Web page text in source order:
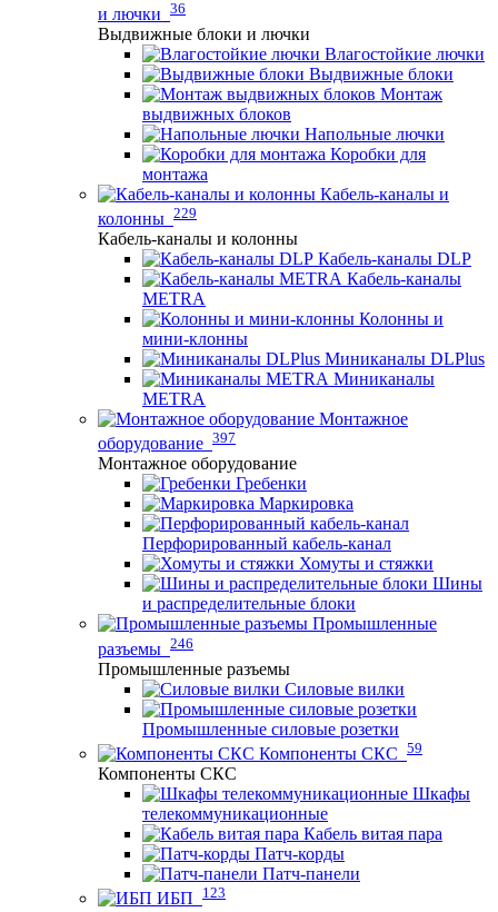
и лючки 36
Выдвижные блоки и лючки
Влагостойкие лючки
Выдвижные блоки
Монтаж
выдвижных блоков
Напольные лючки
Коробки для
монтажа
Кабель-каналы и
колонны 229
Кабель-каналы и колонны
Кабель-каналы DLP
Кабель-каналы
METRA
Колонны и
мини-клонны
Миниканалы DLPlus
Миниканалы
METRA
Монтажное
оборудование 397
Монтажное оборудование
Гребенки
Маркировка
Перфорированный кабель-канал
Хомуты и стяжки
Шины
и распределительные блоки
Промышленные
разъемы 246
Промышленные разъемы
Силовые вилки
Промышленные силовые розетки
Компоненты СКС 59
Компоненты СКС
Шкафы
телекоммуникационные
Кабель витая пара
Патч-корды
Патч-панели
ИБП
123